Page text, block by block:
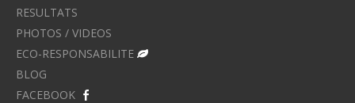
RESULTATS
PHOTOS / VIDEOS
ECO-RESPONSABILITE
BLOG
FACEBOOK